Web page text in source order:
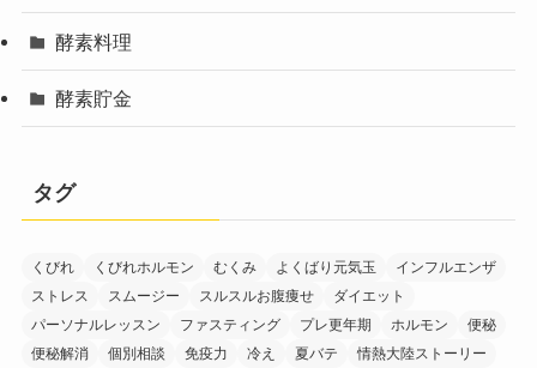
酵素料理
酵素貯金
タグ
くびれ くびれホルモン むくみ よくばり元気玉
インフルエンザ
ストレス
スムージー スルスルお腹痩せ
ダイエット
パーソナルレッスン
ファスティング プレ更年期 ホルモン
便秘
便秘解消
個別相談 免疫力 冷え 夏バテ
情熱大陸ストーリー